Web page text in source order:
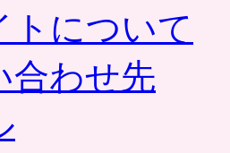
トについて
合わせ先